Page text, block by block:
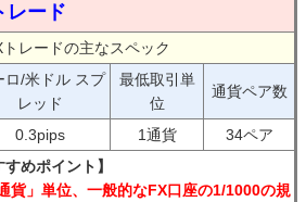
レード
レードの主なスペック
ロ/米ドル スプ
レッド
最低取引単
位
通貨ペア数
0.3pips 1通貨
34ペア
めポイント】
通貨」単位、一般的なFX口座の1/1000の規